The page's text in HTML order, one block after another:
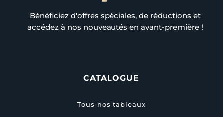
Bénéficiez d'offres spéciales, de réductions et
accédez à nos nouveautés en avant-première !
CATALOGUE
Tous nos tableaux